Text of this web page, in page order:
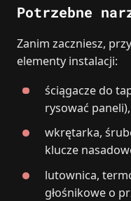
Potrzebne
Zanim zaczniesz,
elementy instalacji:
ściągacze do
rysować paneli),
wkrętarka,
klucze
lutownica,
głośnikowe o